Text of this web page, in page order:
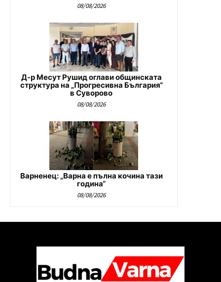
08/08/2026
Д-р Месут Рушид оглави общинската
структура на „Прогресивна България“
в Суворово
08/08/2026
Варненец: „Варна е пълна кочина тази
година“
08/08/2026